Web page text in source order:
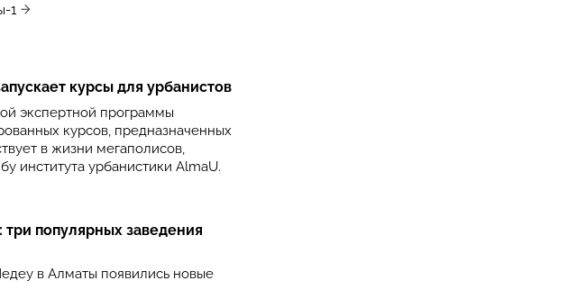
1
курсы для урбанистов
экспертной программы
курсов, предназначенных
в жизни мегаполисов,
института урбанистики AlmaU.
популярных заведения
в Алматы появились новые